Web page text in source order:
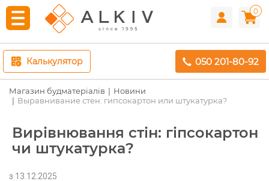
0
Калькулятор 050 201-80-92
Магазин будматеріалів
Новини
Выравнивание стен: гипсокартон или штукатурка?
Вирівнювання стін: гіпсокартон
чи штукатурка?
з 13.12.2025